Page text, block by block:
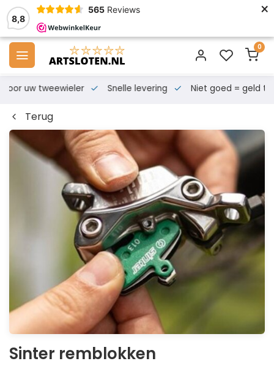
8,8
565 Reviews ×
0
voor uw tweewieler Snelle levering Niet goed = geld
Terug
Sinter remblokken